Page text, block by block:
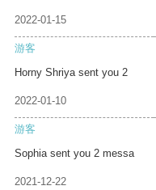
2022-01-15
游客
Horny Shriya sent you 2
2022-01-10
游客
Sophia sent you 2 messa
2021-12-22